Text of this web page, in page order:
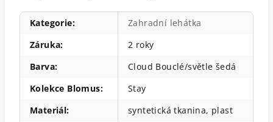
Kategorie:
Zahradní lehátka
Záruka:
2 roky
Barva:
Cloud Bouclé/světle šedá
Kolekce Blomus:
Stay
Materiál:
syntetická tkanina, plast